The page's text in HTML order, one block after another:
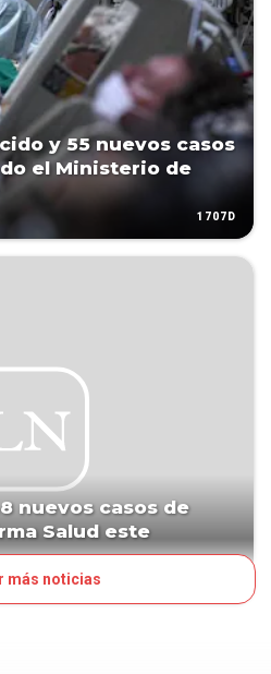
y 55 nuevos casos
el Ministerio de
1707D
nuevos casos de
Salud este
más noticias